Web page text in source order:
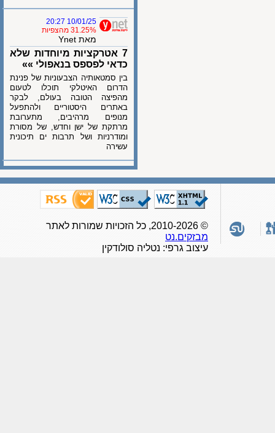
10/01/25 20:27
31.25% מהצפיות
מאת Ynet
7 אטרקציות מיוחדות שלא
כדאי לפספס בנאפולי »»
בין סמטאותיה הצבעוניות של פנינת
הדרום האיטלקי תוכלו לטעום
מהפיצה הטובה בעולם, לבקר
באתרים היסטוריים ולהתפעל
מנופים מרהיבים, מתערובת
מרתקת של ישן וחדש, של מסורת
ומודרניות ושל תרבות ים תיכונית
עשירה
מבזקים.נט
עיצוב גרפי: נטליה סולודקין